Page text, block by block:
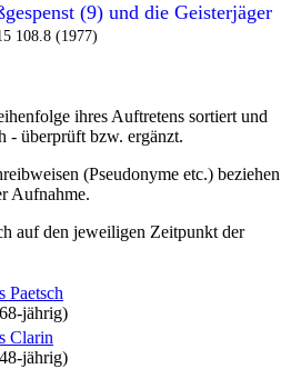
(9) und die Geisterjäger
108.8 (1977)
ihres Auftretens sortiert und
- überprüft bzw. ergänzt.
(Pseudonyme etc.) beziehen
Aufnahme.
auf den jeweiligen Zeitpunkt der
Paetsch
Clarin